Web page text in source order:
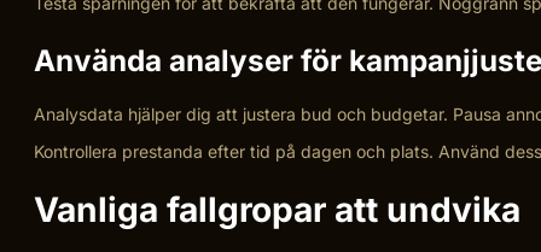
Använda analyser för
Analysdata hjälper dig att justera bud och budgetar. Pausa
Kontrollera prestanda efter tid på dagen och plats. Använd
Vanliga fallgropar att undvika